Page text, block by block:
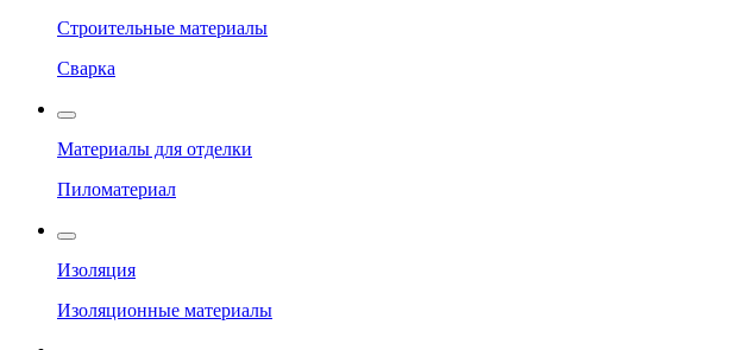
Строительные материалы
Сварка
Материалы для отделки
Пиломатериал
Изоляция
Изоляционные материалы